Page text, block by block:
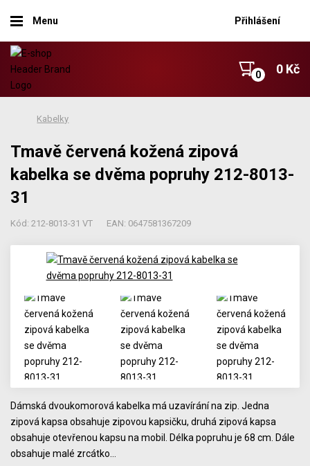
Menu Přihlášení
0 Kč
Kabelky
Tmavě červená kožená zipová
kabelka se dvěma popruhy 212-8013-
31
Kód: 212-8013-31 VT EAN: 0647581367209
Dámská dvoukomorová kabelka má uzavírání na zip. Jedna
zipová kapsa obsahuje zipovou kapsičku, druhá zipová kapsa
obsahuje otevřenou kapsu na mobil. Délka popruhu je 68 cm. Dále
obsahuje malé zrcátko…